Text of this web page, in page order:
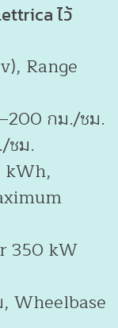
ไว้
Range
กม./ชม.
ชม.
kWh,
350 kW
Wheelbase